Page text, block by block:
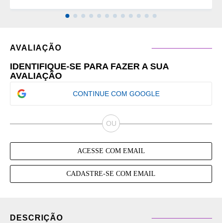
AVALIAÇÃO
IDENTIFIQUE-SE PARA FAZER A SUA
AVALIAÇÃO
CONTINUE COM GOOGLE
ACESSE COM EMAIL
CADASTRE-SE COM EMAIL
DESCRIÇÃO